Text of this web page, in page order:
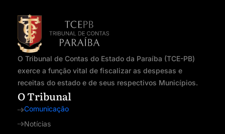
O Tribunal de Contas do Estado da Paraíba (TCE-PB)
exerce a função vital de fiscalizar as despesas e
receitas do estado e de seus respectivos Municípios.
O Tribunal
Comunicação
Notícias